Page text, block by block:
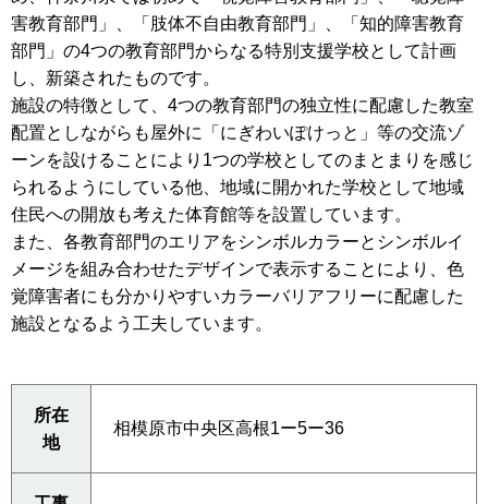
害教育部門」、「肢体不自由教育部門」、「知的障害教育
部門」の4つの教育部門からなる特別支援学校として計画
し、新築されたものです。
施設の特徴として、4つの教育部門の独立性に配慮した教室
配置としながらも屋外に「にぎわいぽけっと」等の交流ゾ
ーンを設けることにより1つの学校としてのまとまりを感じ
られるようにしている他、地域に開かれた学校として地域
住民への開放も考えた体育館等を設置しています。
また、各教育部門のエリアをシンボルカラーとシンボルイ
メージを組み合わせたデザインで表示することにより、色
覚障害者にも分かりやすいカラーバリアフリーに配慮した
施設となるよう工夫しています。
所在
地
相模原市中央区高根1ー5ー36